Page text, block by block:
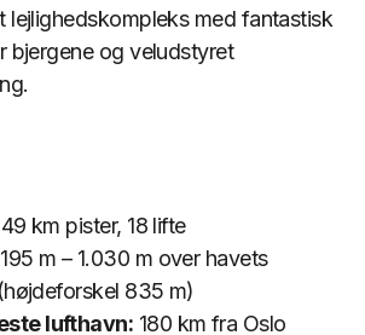
lejlighedskompleks med fantastisk
bjergene og veludstyret
km pister, 18 lifte
195 m – 1.030 m over havets
835 m)
lufthavn: 180 km fra Oslo